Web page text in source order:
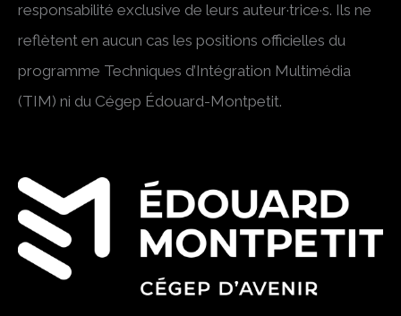
responsabilité exclusive de leurs auteur·trice·s. Ils ne
reflètent en aucun cas les positions officielles du
programme Techniques d’Intégration Multimédia
(TIM) ni du Cégep Édouard-Montpetit.